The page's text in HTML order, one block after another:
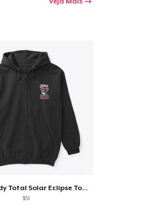
Feline Shady Total Solar Eclipse Toledo
$51